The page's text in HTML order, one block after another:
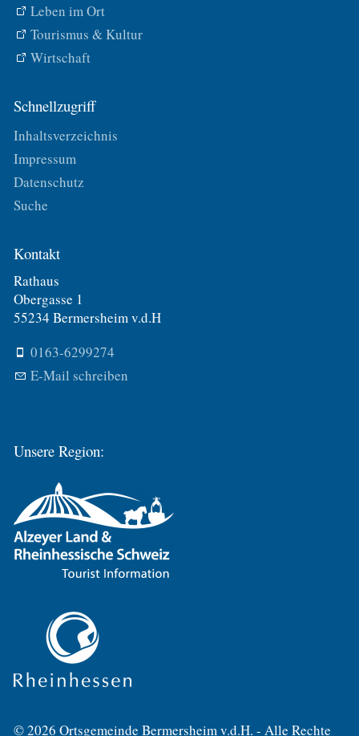
Leben im Ort
Tourismus & Kultur
Wirtschaft
Schnellzugriff
Inhaltsverzeichnis
Impressum
Datenschutz
Suche
Kontakt
Rathaus
Obergasse 1
55234 Bermersheim v.d.H
0163-6299274
E-Mail schreiben
Unsere Region:
© 2026 Ortsgemeinde Bermersheim v.d.H. - Alle Rechte